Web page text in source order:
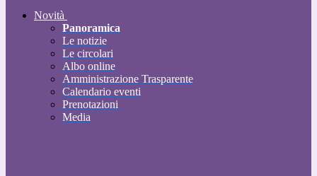
Novità
Panoramica
Le notizie
Le circolari
Albo online
Amministrazione Trasparente
Calendario eventi
Prenotazioni
Media